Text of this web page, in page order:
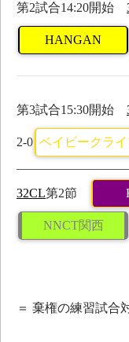
第2試合14:20開始
HANGAN
第3試合15:30開始
2-0 ベイビークライ
32CL第2節
NNCT関西
＝ 棄権の練習試合